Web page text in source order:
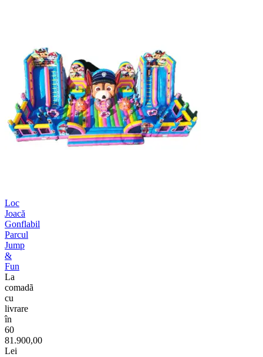
Loc
Joacă
Gonflabil
Parcul
Jump
&
Fun
La
comadã
cu
livrare
în
60
81.900,00
Lei